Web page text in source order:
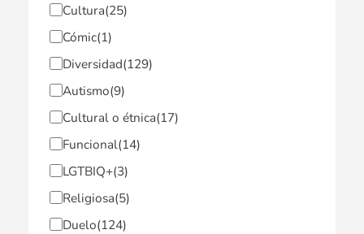
Cultura(25)
Cómic(1)
Diversidad(129)
Autismo(9)
Cultural o étnica(17)
Funcional(14)
LGTBIQ+(3)
Religiosa(5)
Duelo(124)